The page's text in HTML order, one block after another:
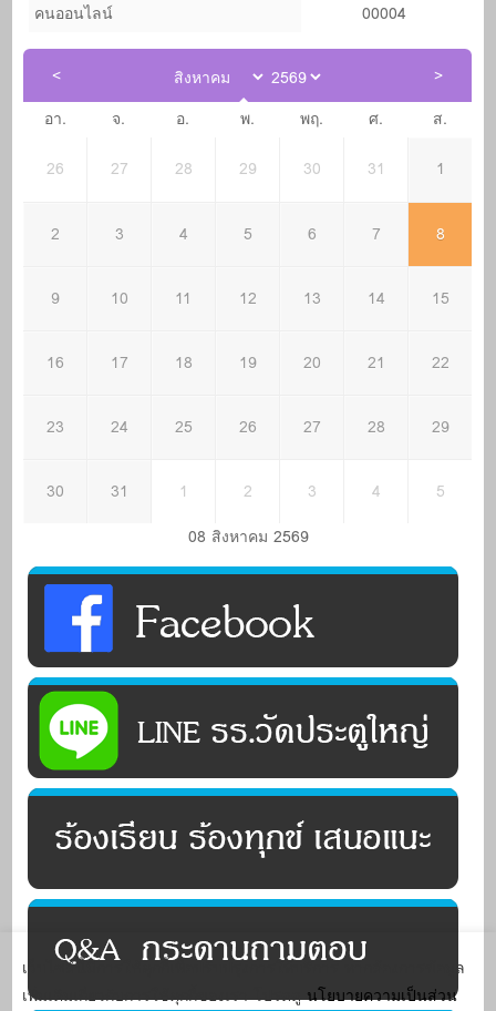
คนออนไลน์
00004
อา. จ. อ. พ. พฤ. ศ. ส.
26 27 28 29 30 31 1
2 3 4 5 6 7 8
9 10 11 12 13 14 15
16 17 18 19 20 21 22
23 24 25 26 27 28 29
30 31 1 2 3 4
5
08 สิงหาคม 2569
เว็บไซต์นี้มีการใช้คุกกี้เพื่อปรับปรุงการให้บริการ หากต้องการข้อมูล
เพิ่มเติมเกี่ยวกับการใช้คุกกี้ของเรา โปรดดูนโยบายความเป็นส่วน